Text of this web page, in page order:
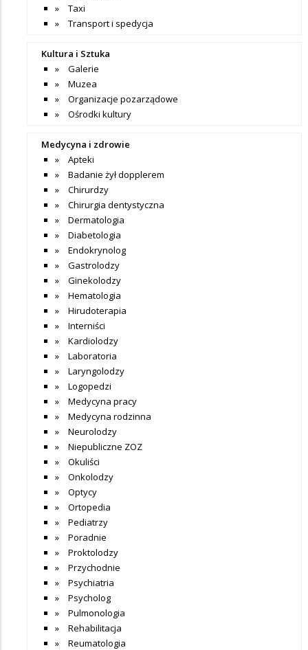
Taxi
Transport i spedycja
Kultura i Sztuka
Galerie
Muzea
Organizacje pozarządowe
Ośrodki kultury
Medycyna i zdrowie
Apteki
Badanie żył dopplerem
Chirurdzy
Chirurgia dentystyczna
Dermatologia
Diabetologia
Endokrynolog
Gastrolodzy
Ginekolodzy
Hematologia
Hirudoterapia
Interniści
Kardiolodzy
Laboratoria
Laryngolodzy
Logopedzi
Medycyna pracy
Medycyna rodzinna
Neurolodzy
Niepubliczne ZOZ
Okuliści
Onkolodzy
Optycy
Ortopedia
Pediatrzy
Poradnie
Proktolodzy
Przychodnie
Psychiatria
Psycholog
Pulmonologia
Rehabilitacja
Reumatologia